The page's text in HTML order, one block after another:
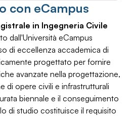
con eCampus
in Ingegneria Civile
dall'Università eCampus
di eccellenza accademica di
progettato per fornire
avanzate nella progettazione,
di opere civili e infrastrutturali
biennale e il conseguimento
di studio costituisce il requisito